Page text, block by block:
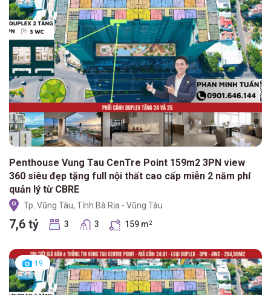
Penthouse Vung Tau CenTre Point 159m2 3PN view
360 siêu đẹp tặng full nội thất cao cấp miễn 2 năm phí
quản lý từ CBRE
Tp. Vũng Tàu, Tỉnh Bà Rịa - Vũng Tàu
7,6 tỷ 3 3 159 m 2
19